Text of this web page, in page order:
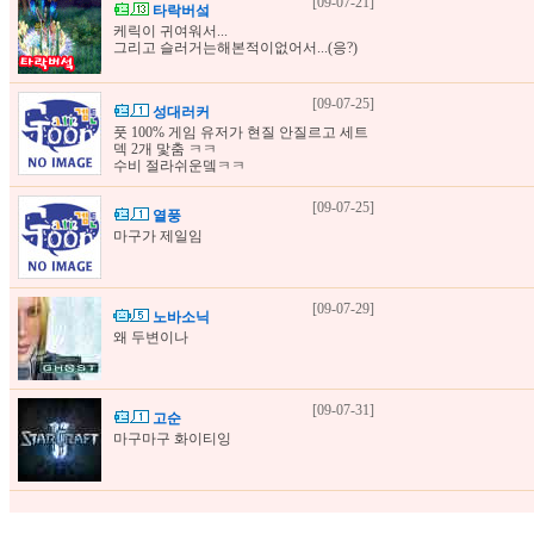
타락버섴
케릭이 귀여워서...
그리고 슬러거는해본적이없어서...(응?)
성대러커
[09-07-25]
풋 100% 게임 유저가 현질 안질르고 세트
덱 2개 맟춤 ㅋㅋ
수비 절라쉬운뎈ㅋㅋ
열풍
[09-07-25]
마구가 제일임
노바소닉
[09-07-29]
왜 두변이나
고순
[09-07-31]
마구마구 화이티잉